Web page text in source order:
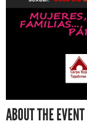
ABOUT THE EVENT